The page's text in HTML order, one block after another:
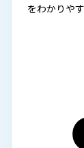
をわかりや